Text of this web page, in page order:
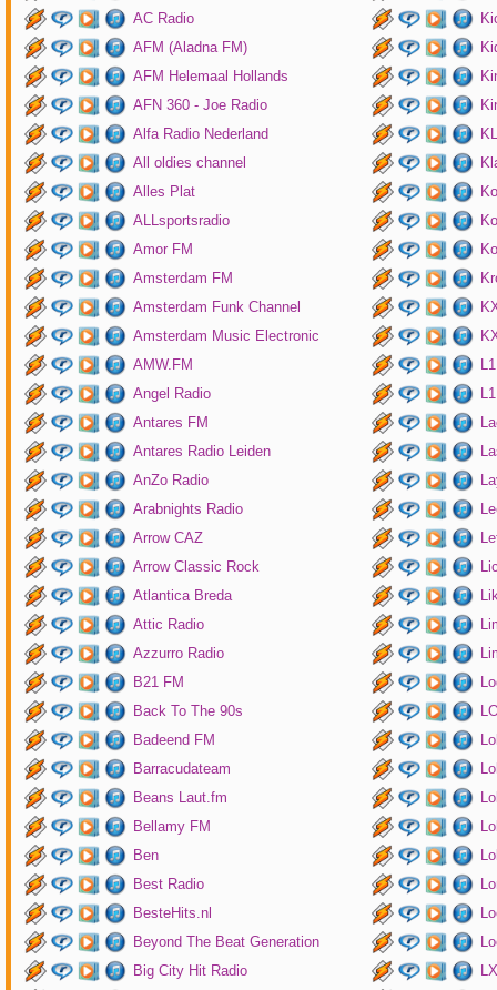
AC Radio
AFM (Aladna FM)
AFM Helemaal Hollands
AFN 360 - Joe Radio
Alfa Radio Nederland
All oldies channel
Alles Plat
ALLsportsradio
Amor FM
Amsterdam FM
Amsterdam Funk Channel
Amsterdam Music Electronic
AMW.FM
Angel Radio
Antares FM
Antares Radio Leiden
AnZo Radio
Arabnights Radio
Arrow CAZ
Arrow Classic Rock
Atlantica Breda
Attic Radio
Azzurro Radio
B21 FM
Back To The 90s
Badeend FM
Barracudateam
Beans Laut.fm
Bellamy FM
Ben
Best Radio
BesteHits.nl
Beyond The Beat Generation
Big City Hit Radio